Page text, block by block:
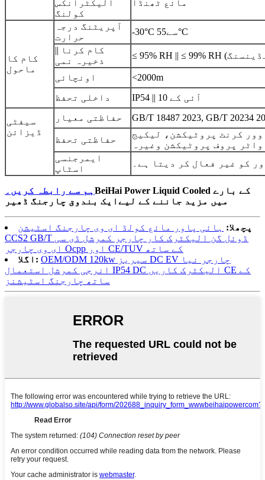
الیکٹرانکس
کولنگ
مائع ٹھنڈا
کام کا
ماحول
آپریٹنگ درجہ
حرارت
-30 °C سے55°C
کام کرنا ||
ذخیرہ نمی
اونچائی
<2000m
داخلی تحفظ
IP54 || آئی کے 10
سیفٹی
ڈیزائن
حفاظتی معیار GB/T 18487 2023, GB/T 20234
حفاظتی تحفظ
کرنٹ پروٹیکشن، لیکیج
پروف پروٹیکشن وغیرہ
ایمرجنسی
اسٹاپ
کو غیر فعال کر دیتا ہے۔
ہم سے رابطہ کریں۔ BeiHai Power Liquid Cooled کے بارے
میں مزید جاننے کے لیے ایک بندوق چارجنگ ڈھیر
پچھلا: ہائی پاور مائع کولڈ ای وی چارجنگ اسٹیشن
CCS2 GB/T ڈوئل گن الیکٹرک کار چارجر کمرشل ڈی سی
ای وی چارجر Ocpp اور CE/TUV کے ساتھ
اگلا: OEM/ODM 120kw سیریز DC EV چارجر نیا
انرجی کمرشل استعمال IP54 DC الیکٹرک کاریں CE کے
ساتھ چارجنگ اسٹیشنز